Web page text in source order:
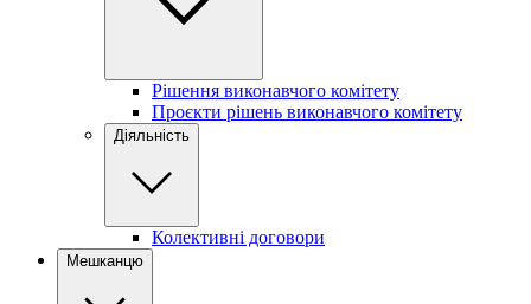
Рішення виконавчого комітету
Проєкти рішень виконавчого комітету
Діяльність
Колективні договори
Мешканцю